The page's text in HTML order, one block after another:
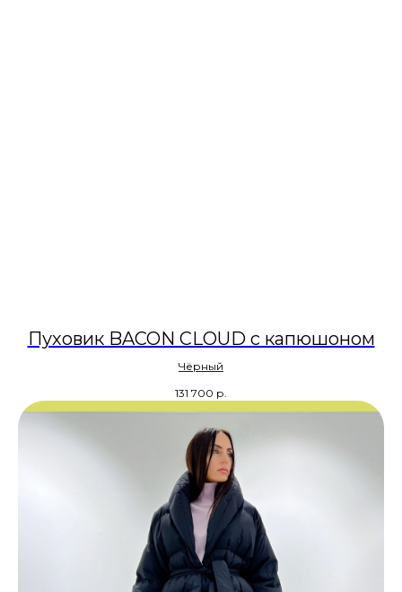
Пуховик BACON CLOUD с капюшоном
Чёрный
131 700 р.